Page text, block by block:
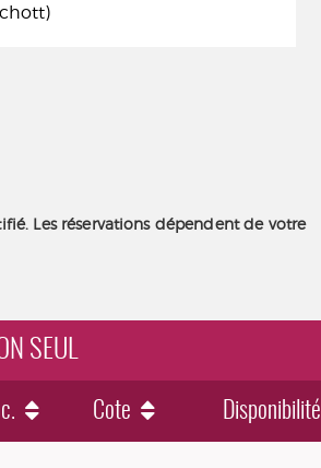
Les réservations dépendent de votre
SEUL
Cote Disponibilité